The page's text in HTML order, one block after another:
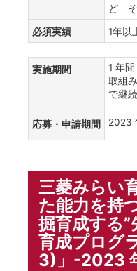
ど そ
必須実績 1年以
実施期間
1 年間
取組
で継
応募・申請期間 2023
三菱みらい
た能力を持
掘育成する”
育成プログ
3)」-2023